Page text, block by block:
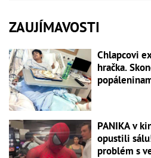
ZAUJÍMAVOSTI
Chlapcovi
hračka.
PANIKA v
opustili
problém s